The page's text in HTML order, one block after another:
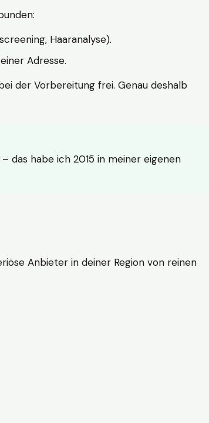
Haaranalyse).
Adresse.
der Vorbereitung frei. Genau deshalb
das habe ich 2015 in meiner eigenen
Anbieter in deiner Region von reinen